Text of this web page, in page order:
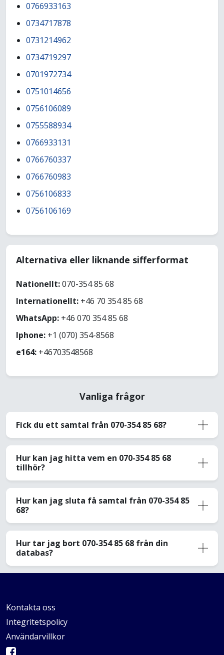
0766933163
0734717878
0731214962
0734719297
0701972734
0751014656
0756106089
0755588934
0766933131
0766760337
0766760983
0756106833
0756106169
Alternativa eller liknande sifferformat
Nationellt:070-354 85 68
Internationellt: +46 70 354 85 68
WhatsApp: +46 070 354 85 68
Iphone: +1 (070) 354-8568
e164: +46703548568
Vanliga frågor
Fick du ett samtal från 070-354 85 68?
Hur kan jag hitta vem en 070-354 85 68
tillhör?
Hur kan jag sluta få samtal från 070-354 85
68?
Hur tar jag bort 070-354 85 68 från din
databas?
Kontakta oss
Integritetspolicy
Användarvillkor